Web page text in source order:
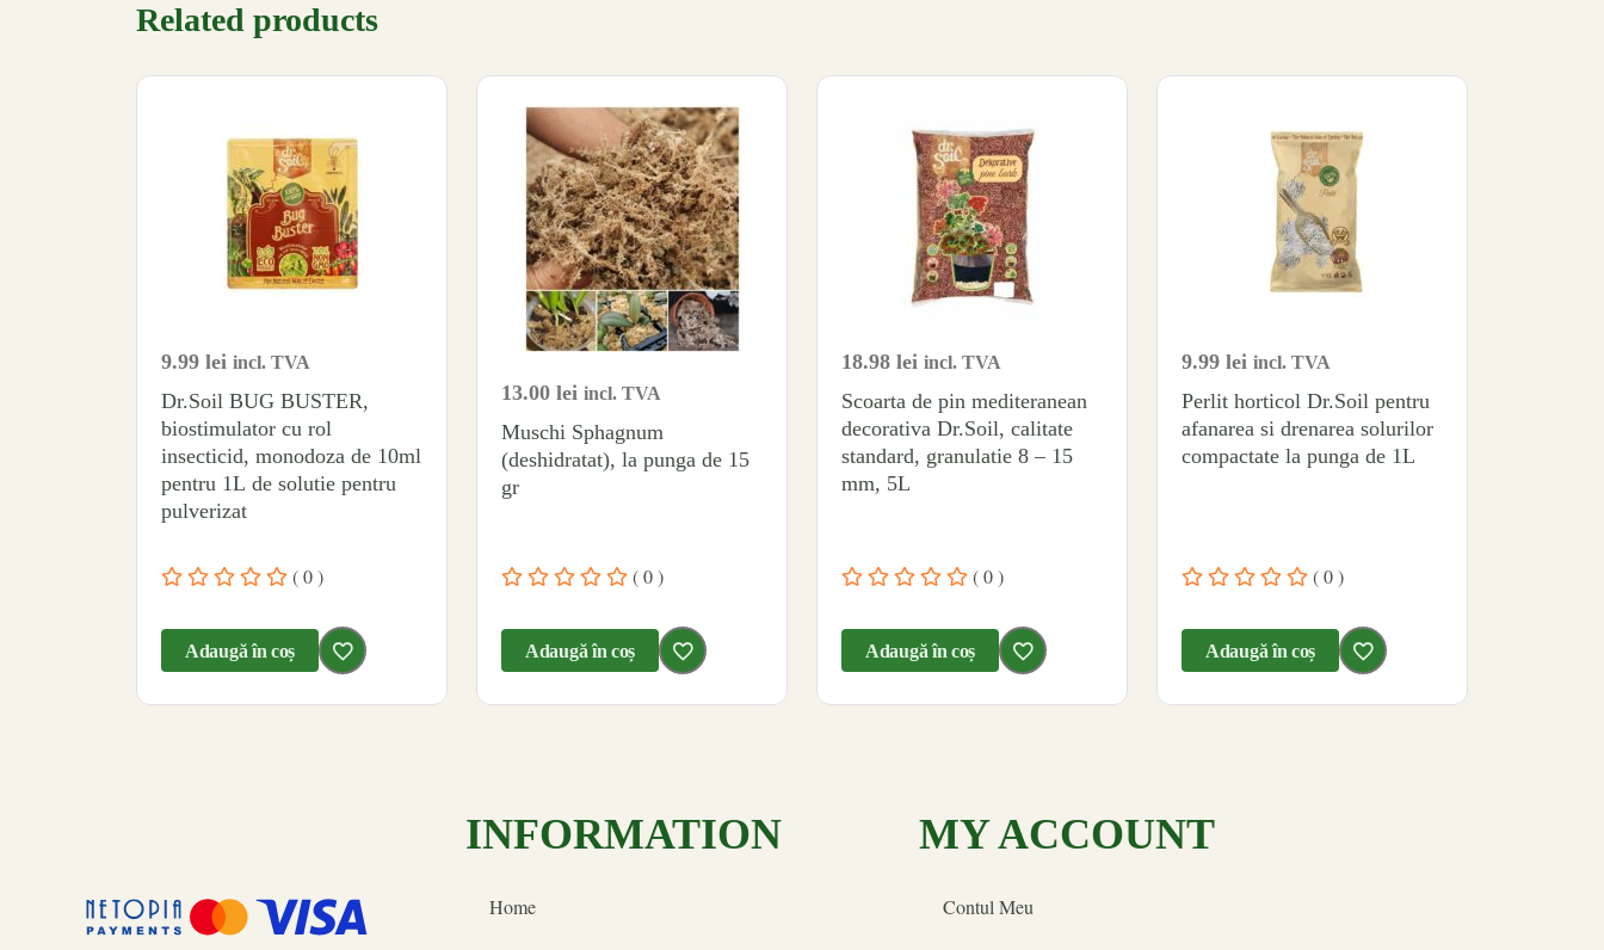
Related products
9.99 lei incl. TVA
Dr.Soil BUG BUSTER,
biostimulator cu rol
insecticid, monodoza de 10ml
pentru 1L de solutie pentru
pulverizat
( 0 )
Adaugă în coș
13.00 lei incl. TVA
Muschi Sphagnum
(deshidratat), la punga de 15
gr
( 0 )
Adaugă în coș
18.98 lei incl. TVA
Scoarta de pin mediteranean
decorativa Dr.Soil, calitate
standard, granulatie 8 – 15
mm, 5L
( 0 )
Adaugă în coș
9.99 lei incl. TVA
Perlit horticol Dr.Soil pentru
afanarea si drenarea solurilor
compactate la punga de 1L
( 0 )
Adaugă în coș
INFORMATION
Home
MY ACCOUNT
Contul Meu